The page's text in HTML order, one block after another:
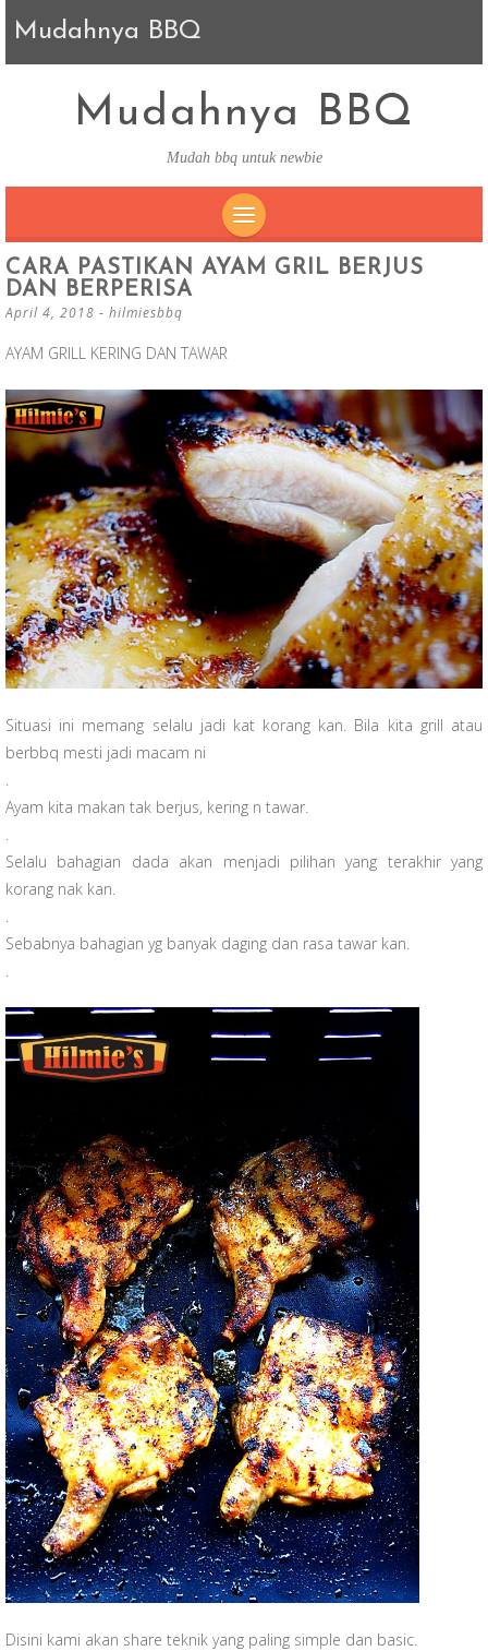
Mudahnya BBQ
Mudahnya BBQ
Mudah bbq untuk newbie
SKIP TO CONTENT
CARA PASTIKAN AYAM GRIL BERJUS
DAN BERPERISA
April 4, 2018 - hilmiesbbq
AYAM GRILL KERING DAN TAWAR
Situasi ini memang selalu jadi kat korang kan. Bila kita grill atau
berbbq mesti jadi macam ni
Ayam kita makan tak berjus, kering n tawar.
Selalu bahagian dada akan menjadi pilihan yang terakhir yang
korang nak kan.
Sebabnya bahagian yg banyak daging dan rasa tawar kan.
Disini kami akan share teknik yang paling simple dan basic.